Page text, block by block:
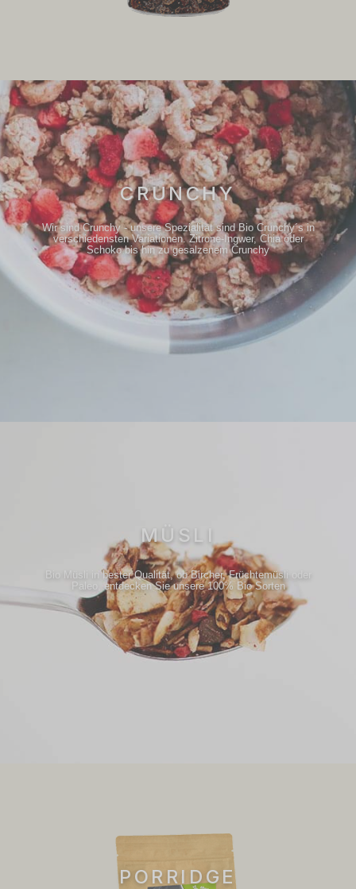
CRUNCHY
Wir sind Crunchy - unsere Spezialität sind Bio Crunchy´s in
verschiedensten Variationen. Zitrone-Ingwer, Chia oder
Schoko bis hin zu gesalzenem Crunchy
MÜSLI
Bio Müsli in bester Qualität, ob Bircher, Früchtemüsli oder
Paleo, entdecken Sie unsere 100% Bio Sorten
PORRIDGE